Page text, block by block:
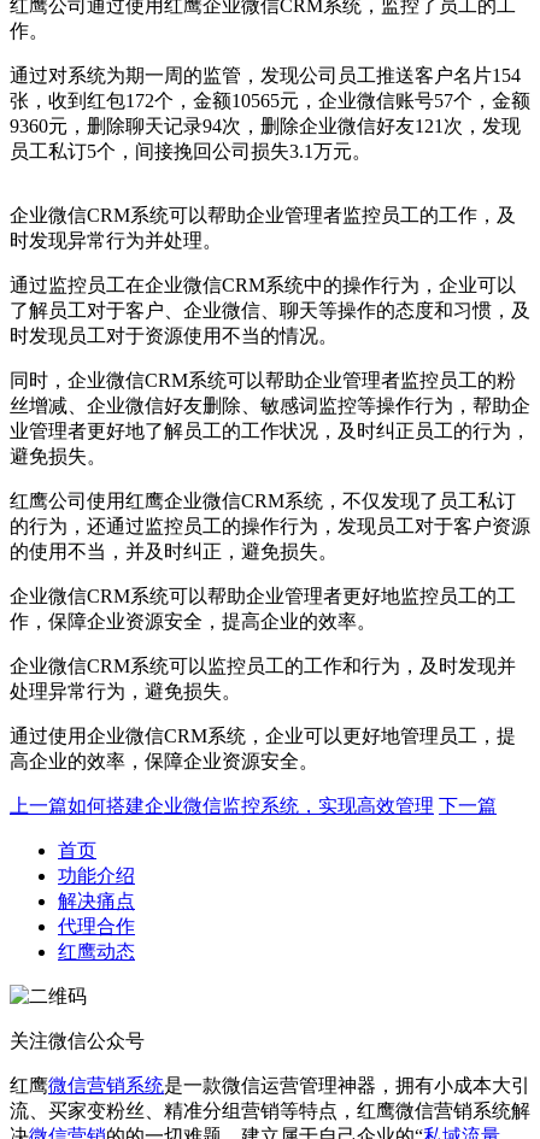
红鹰公司通过使用红鹰企业微信CRM系统，监控了员工的工
作。
通过对系统为期一周的监管，发现公司员工推送客户名片154
张，收到红包172个，金额10565元，企业微信账号57个，金额
9360元，删除聊天记录94次，删除企业微信好友121次，发现
员工私订5个，间接挽回公司损失3.1万元。
企业微信CRM系统可以帮助企业管理者监控员工的工作，及
时发现异常行为并处理。
通过监控员工在企业微信CRM系统中的操作行为，企业可以
了解员工对于客户、企业微信、聊天等操作的态度和习惯，及
时发现员工对于资源使用不当的情况。
同时，企业微信CRM系统可以帮助企业管理者监控员工的粉
丝增减、企业微信好友删除、敏感词监控等操作行为，帮助企
业管理者更好地了解员工的工作状况，及时纠正员工的行为，
避免损失。
红鹰公司使用红鹰企业微信CRM系统，不仅发现了员工私订
的行为，还通过监控员工的操作行为，发现员工对于客户资源
的使用不当，并及时纠正，避免损失。
企业微信CRM系统可以帮助企业管理者更好地监控员工的工
作，保障企业资源安全，提高企业的效率。
企业微信CRM系统可以监控员工的工作和行为，及时发现并
处理异常行为，避免损失。
通过使用企业微信CRM系统，企业可以更好地管理员工，提
高企业的效率，保障企业资源安全。
上一篇如何搭建企业微信监控系统，实现高效管理 下一篇
首页
功能介绍
解决痛点
代理合作
红鹰动态
关注微信公众号
红鹰微信营销系统是一款微信运营管理神器，拥有小成本大引
流、买家变粉丝、精准分组营销等特点，红鹰微信营销系统解